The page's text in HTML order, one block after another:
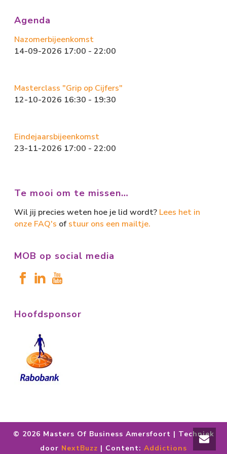
ok
n
Agenda
Nazomerbijeenkomst
14-09-2026 17:00 - 22:00
Masterclass "Grip op Cijfers"
12-10-2026 16:30 - 19:30
Eindejaarsbijeenkomst
23-11-2026 17:00 - 22:00
Te mooi om te missen…
Wil jij precies weten hoe je lid wordt? Lees het in
onze FAQ's of stuur ons een mailtje.
MOB op social media
Hoofdsponsor
© 2026 Masters Of Business Amersfoort | Techniek
door NextBuzz | Content: Addictions